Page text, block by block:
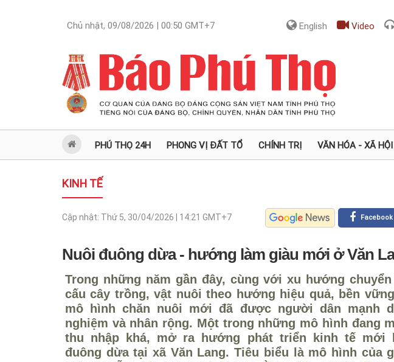
Chủ nhật, 09/08/2026 | 00:50 GMT+7 English Video
PHÚ THỌ 24H PHONG VỊ ĐẤT TỔ CHÍNH TRỊ VĂN HÓA - XÃ HỘI
KINH TẾ
Cập nhật: Thứ 5, 30/04/2026 | 14:21 GMT+7 Facebook
Nuôi đuông dừa - hướng làm giàu mới ở Văn
Trong những năm gần đây, cùng với xu hướng
cấu cây trồng, vật nuôi theo hướng hiệu quả, bền
mô hình chăn nuôi mới đã được người dân mạnh
nghiệm và nhân rộng. Một trong những mô hình đang
thu nhập khá, mở ra hướng phát triển kinh tế mới
đuông dừa tại xã Văn Lang. Tiêu biểu là mô hình của